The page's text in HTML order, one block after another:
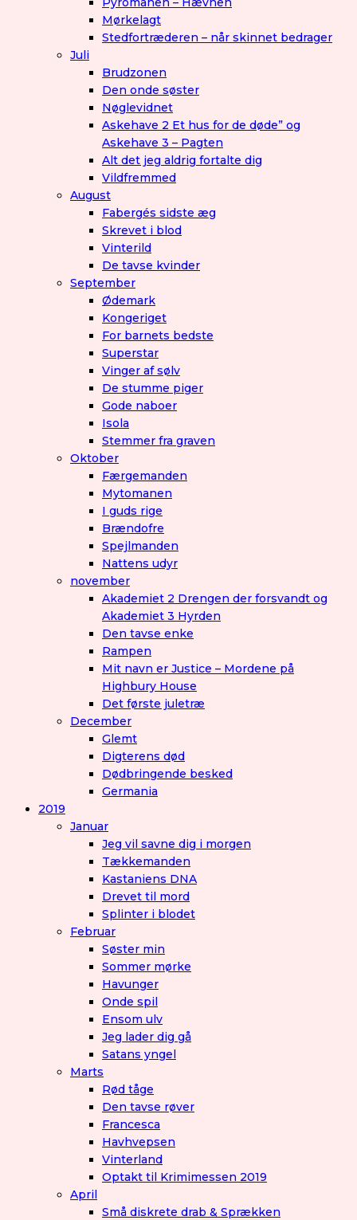
Mørkelagt
Stedfortræderen – når skinnet bedrager
Juli
Brudzonen
Den onde søster
Nøglevidnet
Askehave 2 Et hus for de døde” og
Askehave 3 – Pagten
Alt det jeg aldrig fortalte dig
Vildfremmed
August
Fabergés sidste æg
Skrevet i blod
Vinterild
De tavse kvinder
September
Ødemark
Kongeriget
For barnets bedste
Superstar
Vinger af sølv
De stumme piger
Gode naboer
Isola
Stemmer fra graven
Oktober
Færgemanden
Mytomanen
I guds rige
Brændofre
Spejlmanden
Nattens udyr
november
Akademiet 2 Drengen der forsvandt og
Akademiet 3 Hyrden
Den tavse enke
Rampen
Mit navn er Justice – Mordene på
Highbury House
Det første juletræ
December
Glemt
Digterens død
Dødbringende besked
Germania
2019
Januar
Jeg vil savne dig i morgen
Tækkemanden
Kastaniens DNA
Drevet til mord
Splinter i blodet
Februar
Søster min
Sommer mørke
Havunger
Onde spil
Ensom ulv
Jeg lader dig gå
Satans yngel
Marts
Rød tåge
Den tavse røver
Francesca
Havhvepsen
Vinterland
Optakt til Krimimessen 2019
April
Små diskrete drab & Sprækken